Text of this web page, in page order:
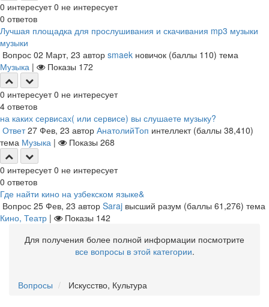
0 интересует 0 не интересует
0 ответов
Лучшая площадка для прослушивания и скачивания mp3 музыки
музыки
Вопрос 02 Март, 23 автор smaek новичок (баллы 110) тема
Музыка | Показы 172
0 интересует 0 не интересует
4 ответов
на каких сервисах( или сервисе) вы слушаете музыку?
Ответ 27 Фев, 23 автор АнатолийТоп интеллект (баллы 38,410)
тема Музыка | Показы 268
0 интересует 0 не интересует
0 ответов
Где найти кино на узбекском языке&
Вопрос 25 Фев, 23 автор Saraj высший разум (баллы 61,276) тема
Кино, Театр | Показы 142
Для получения более полной информации посмотрите
все вопросы в этой категории.
Вопросы Искусство, Культура